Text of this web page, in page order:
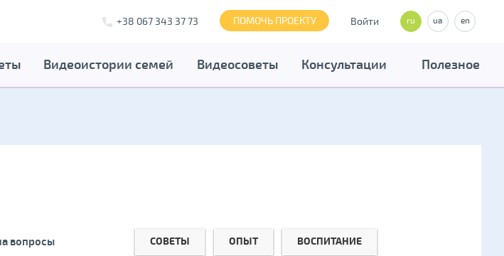
+38 067 343 37 73 ПОМОЧЬ ПРОЕКТУ Войти ru ua en
Видеоистории семей Видеосоветы Консультации Полезное
вопросы
СОВЕТЫ ОПЫТ ВОСПИТАНИЕ